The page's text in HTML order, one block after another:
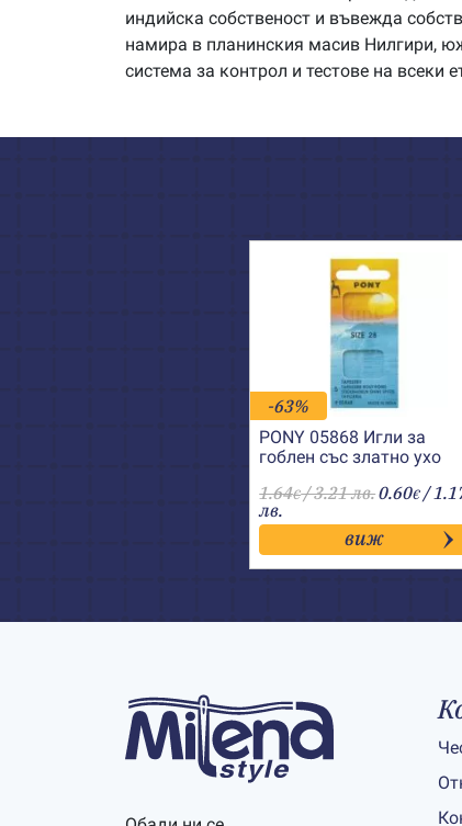
индийска собственост и въвежда
намира в планинския масив Нилгири,
система за контрол и тестове на всеки
-63%
PONY 05868 Игли за
гоблен със златно ухо
1.64€/ 3.21 лв.0.60€ /
лв.
виж